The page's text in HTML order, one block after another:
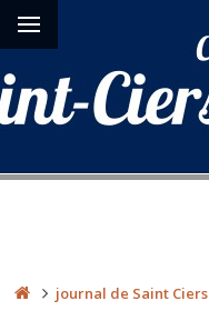
journal de Saint Ciers